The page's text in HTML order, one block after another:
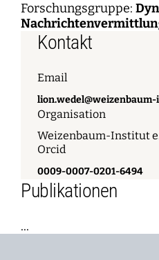
Forschungsgruppe:
Kontakt
Email
Organisation
Weizenbaum-Institut
Orcid
0009-0007-0201-6494
Publikationen
...